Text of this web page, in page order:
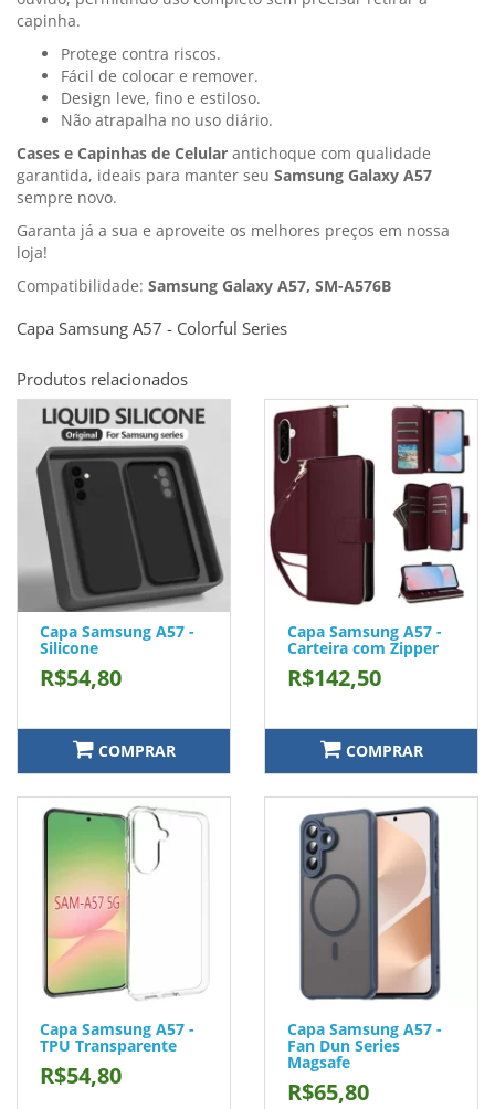
capinha.
Protege contra riscos.
Fácil de colocar e remover.
Design leve, fino e estiloso.
Não atrapalha no uso diário.
Cases e Capinhas de Celular antichoque com qualidade
garantida, ideais para manter seu Samsung Galaxy A57
sempre novo.
Garanta já a sua e aproveite os melhores preços em nossa
loja!
Compatibilidade: Samsung Galaxy A57, SM-A576B
Capa Samsung A57 - Colorful Series
Produtos relacionados
Capa Samsung A57 -
Silicone
R$54,80
COMPRAR
Capa Samsung A57 -
Carteira com Zipper
R$142,50
COMPRAR
Capa Samsung A57 -
TPU Transparente
R$54,80
Capa Samsung A57 -
Fan Dun Series
Magsafe
R$65,80